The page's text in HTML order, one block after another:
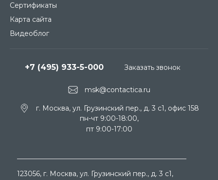
Сертификаты
Карта сайта
Видеоблог
msk@contactica.ru
+7 (495) 933-5-000
г. Москва, ул. Грузинский пер., д. 3 c1, офис 158
пн-чт 9:00-18:00,
пт 9:00-17:00
Заказать звонок
123056, г. Москва, ул. Грузинский пер., д. 3 c1,